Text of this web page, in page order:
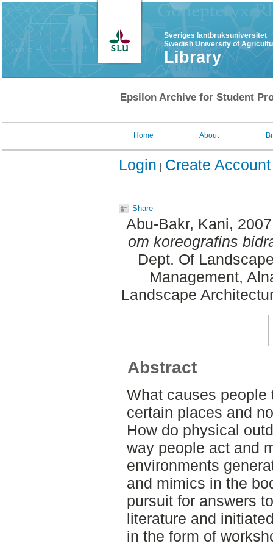
Sveriges lantbruksuniversitet
Swedish University of
Library
Epsilon Archive for Student
Home About
Login Create Account
Share
Abu-Bakr, Kani,
om koreografins
Dept. Of
Management,
Landscape
Abstract
What causes people
certain places and
How do physical
way people act and
environments
and mimics in the
pursuit for answers
literature and
in the form of